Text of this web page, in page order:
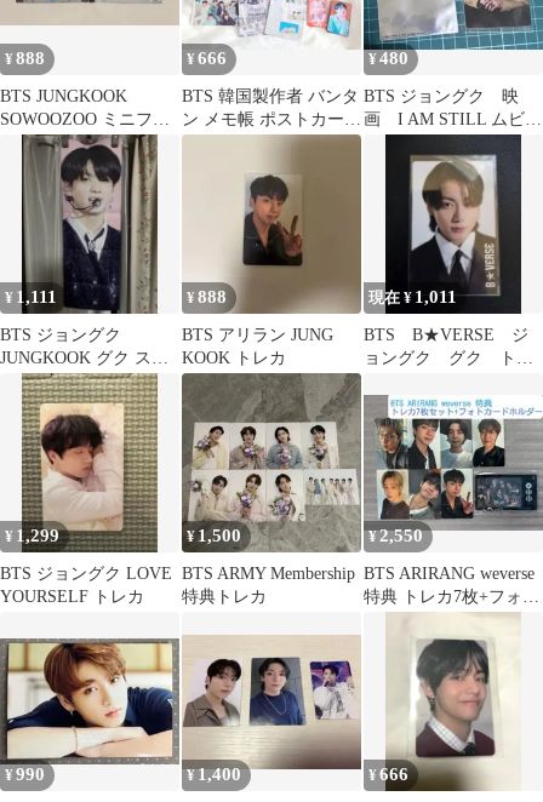
¥888
BTS JUNGKOOK
SOWOOZOO ミニフォ
トカード 2枚セット
¥666
BTS 韓国製作者 バンタ
ン メモ帳 ポストカード
トレカ オール
¥480
BTS ジョングク 映
画 I AM STILL ムビチ
¥ 1,111
BTS ジョングク
JUNGKOOK グク スロ
ーガン 反射
¥888
BTS アリラン JUNG
KOOK トレカ
現在 ¥ 1,011
BTS B★VERSE ジ
ョングク グク トレ
¥ 1,299
BTS ジョングク LOVE
YOURSELF トレカ
¥1,500
BTS ARMY Membership
特典トレカ
¥2,550
BTS ARIRANG weverse
特典 トレカ7枚+フォト
カードホルダー
¥990 ¥1,400 ¥666